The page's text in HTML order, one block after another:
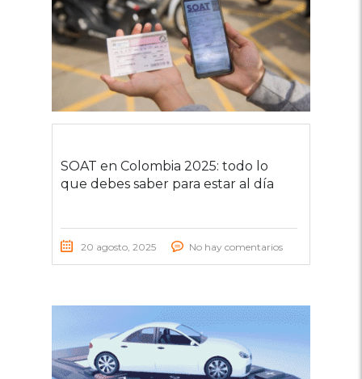
SOAT en Colombia 2025: todo lo
que debes saber para estar al día
20 agosto, 2025 No hay comentarios